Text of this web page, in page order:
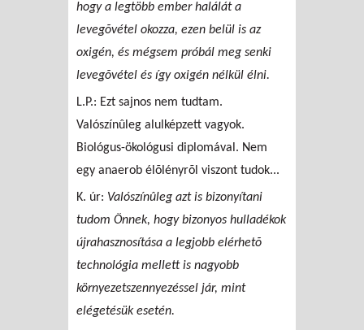
hogy a legtöbb ember halálát a
levegõvétel okozza, ezen belül is az
oxigén, és mégsem próbál meg senki
levegõvétel és így oxigén nélkül élni.
L.P.: Ezt sajnos nem tudtam.
Valószínûleg alulképzett vagyok.
Biológus-ökológusi diplomával. Nem
egy anaerob élõlényrõl viszont tudok...
K. úr: Valószínûleg azt is bizonyítani
tudom Önnek, hogy bizonyos hulladékok
újrahasznosítása a legjobb elérhetõ
technológia mellett is nagyobb
környezetszennyezéssel jár, mint
elégetésük esetén.